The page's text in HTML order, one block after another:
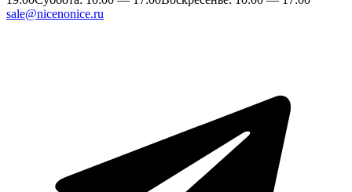
sale@nicenonice.ru